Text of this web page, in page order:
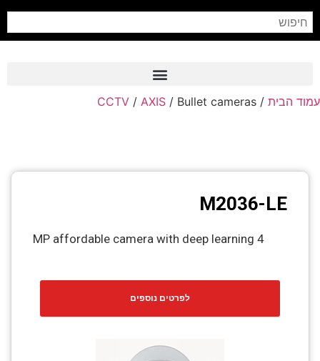
Frame Grabber
PTZ Confrence Camera
Visualizer
עמוד הבית /
CCTV / AXIS / Bullet cameras
M2036-LE
4 MP affordable camera with deep learning
לפרטים נוספים